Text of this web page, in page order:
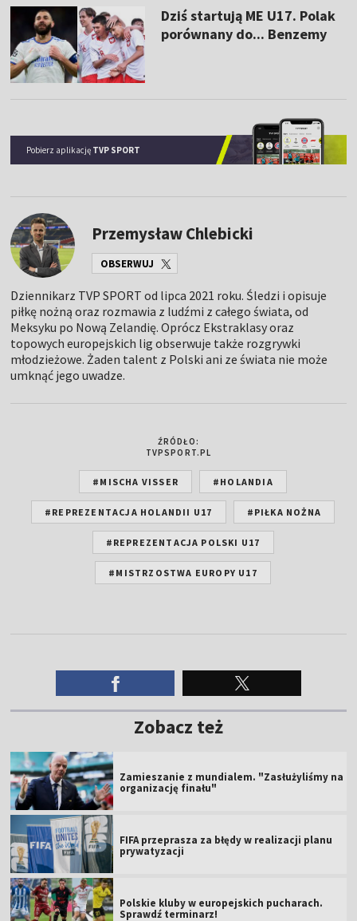
Dziś startują ME U17. Polak
porównany do... Benzemy
Pobierz aplikację TVP SPORT
Przemysław Chlebicki
OBSERWUJ
Dziennikarz TVP SPORT od lipca 2021 roku. Śledzi i opisuje
piłkę nożną oraz rozmawia z ludźmi z całego świata, od
Meksyku po Nową Zelandię. Oprócz Ekstraklasy oraz
topowych europejskich lig obserwuje także rozgrywki
młodzieżowe. Żaden talent z Polski ani ze świata nie może
umknąć jego uwadze.
ŹRÓDŁO:
TVPSPORT.PL
#MISCHA VISSER #HOLANDIA
#REPREZENTACJA HOLANDII U17 #PIŁKA NOŻNA
#REPREZENTACJA POLSKI U17
#MISTRZOSTWA EUROPY U17
Zobacz też
Zamieszanie z mundialem. "Zasłużyliśmy na
organizację finału"
FIFA przeprasza za błędy w realizacji planu
prywatyzacji
Polskie kluby w europejskich pucharach.
Sprawdź terminarz!